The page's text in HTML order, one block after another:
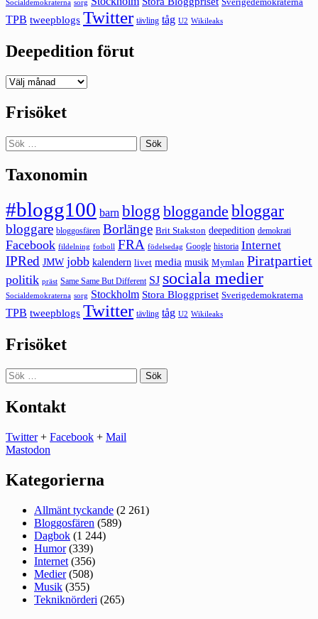
Socialdemokraterna sorg
TPB tweepblogs Twitter tävling tåg U2 Wikileaks
Deepedition förut
Deepedition
Frisöket
Sök
efter:
Taxonomin
#blogg100 barn blogg bloggande bloggar
bloggare bloggosfären Borlänge Brit Stakston deepedition demokrati
Facebook fildelning fotboll FRA födelsedag Google historia Internet
IPRed JMW jobb kalendern livet media musik Mymlan Piratpartiet
politik präst Same Same But Different SJ sociala medier
Socialdemokraterna sorg Stockholm Stora Bloggpriset Sverigedemokraterna
TPB tweepblogs Twitter tävling tåg U2 Wikileaks
Frisöket
Sök
efter:
Kontakt
Twitter+ Facebook + Mail
Mastodon
Kategorierna
Allmänt tyckande (2 261)
Bloggosfären (589)
Dagbok (1 244)
Humor(339)
Internet (356)
Medier(508)
Musik (355)
Tekniknörderi (265)